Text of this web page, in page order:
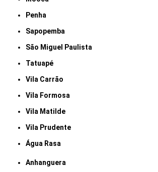
Penha
Sapopemba
São Miguel Paulista
Tatuapé
Vila Carrão
Vila Formosa
Vila Matilde
Vila Prudente
Água Rasa
Anhanguera